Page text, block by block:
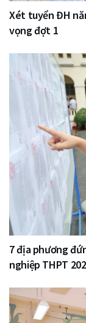
Xét tuyển ĐH
vọng đợt 1
7 địa phương
nghiệp THPT